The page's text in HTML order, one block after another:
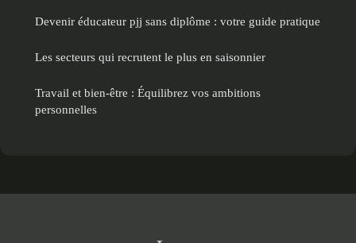
Devenir éducateur pjj sans diplôme : votre guide pratique
Les secteurs qui recrutent le plus en saisonnier
Travail et bien-être : Équilibrez vos ambitions
personnelles